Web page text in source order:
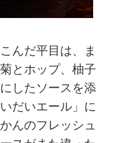
んだ平目は、ま
とホップ、柚子
したソースを添
だいエール」に
んのフレッシュ